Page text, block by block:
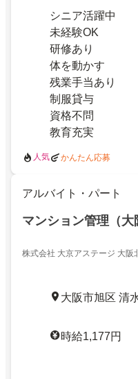
シニア活躍中
未経験OK
研修あり
体を動かす
残業手当あり
制服貸与
資格不問
教育充実
人気 かんたん応募
アルバイト・パート
マンション管理（大
株式会社 大京アステージ 大阪
大阪市旭区 清
時給1,177円